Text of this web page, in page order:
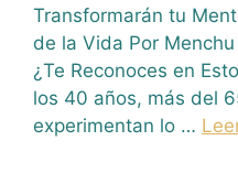
Transformarán tu
de la Vida Por
¿Te Reconoces en
los 40 años, más del
experimentan lo …